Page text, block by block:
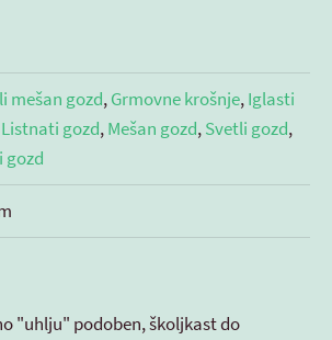
mešan gozd,Grmovne krošnje,Iglasti
Listnati gozd,Mešan gozd,Svetli gozd,
gozd
"uhlju" podoben, školjkast do